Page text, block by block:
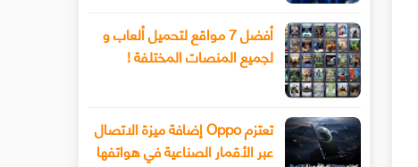
أفضل 7 مواقع لتحميل ألعاب و
لجميع المنصات المختلفة !
تعتزم Oppo إضافة ميزة الاتصال
عبر الأقمار الصناعية في هواتفها